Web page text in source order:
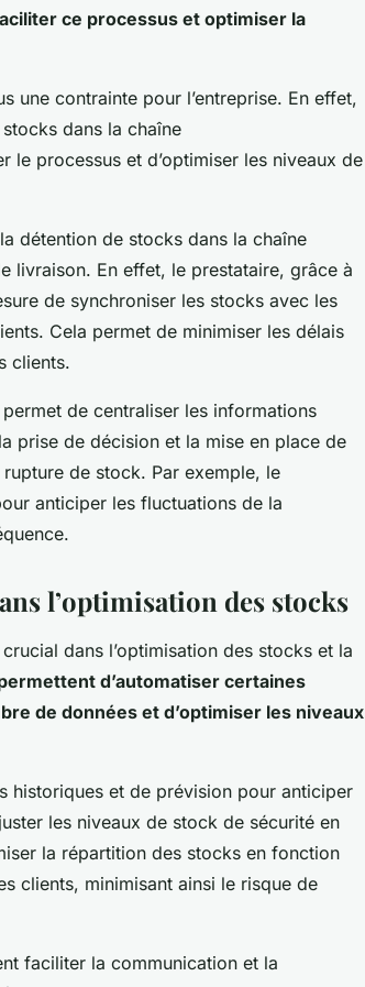
ce processus et optimiser la
une contrainte pour l’entreprise. En effet,
dans la chaîne
le processus et d’optimiser les niveaux de
détention de stocks dans la chaîne
livraison. En effet, le prestataire, grâce à
de synchroniser les stocks avec les
Cela permet de minimiser les délais
clients.
de centraliser les informations
prise de décision et la mise en place de
de stock. Par exemple, le
anticiper les fluctuations de la
l’optimisation des stocks
dans l’optimisation des stocks et la
d’automatiser certaines
de données et d’optimiser les niveaux
historiques et de prévision pour anticiper
les niveaux de stock de sécurité en
la répartition des stocks en fonction
clients, minimisant ainsi le risque de
faciliter la communication et la